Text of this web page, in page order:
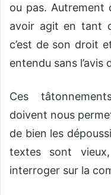
ou pas. Autrement
avoir agit en tant
c’est de son droit
entendu sans l’avis
Ces
doivent nous
de bien les
textes sont
interroger sur la